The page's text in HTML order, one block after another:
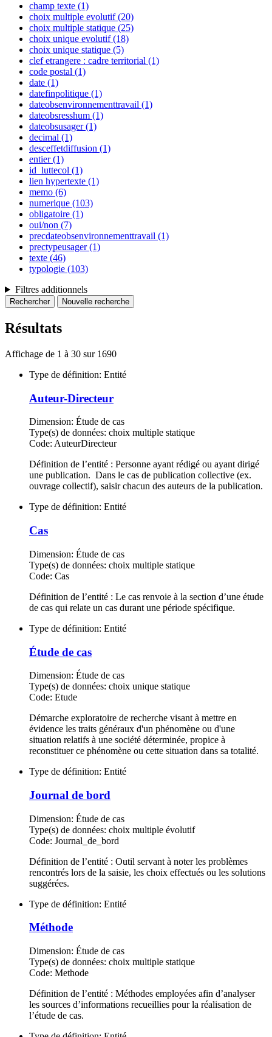
champ texte (1)
choix multiple evolutif (20)
choix multiple statique (25)
choix unique evolutif (18)
choix unique statique (5)
clef etrangere : cadre territorial (1)
code postal (1)
date (1)
datefinpolitique (1)
dateobsenvironnementtravail (1)
dateobsresshum (1)
dateobsusager (1)
decimal (1)
desceffetdiffusion (1)
entier (1)
id_luttecol (1)
lien hypertexte (1)
memo (6)
numerique (103)
obligatoire (1)
oui/non (7)
precdateobsenvironnementtravail (1)
prectypeusager (1)
texte (46)
typologie (103)
Filtres additionnels
Résultats
Affichage de 1 à 30 sur 1690
Type de définition: Entité
Auteur-Directeur
Dimension: Étude de cas
Type(s) de données: choix multiple statique
Code: AuteurDirecteur
Définition de l’entité : Personne ayant rédigé ou ayant dirigé
une publication. Dans le cas de publication collective (ex.
ouvrage collectif), saisir chacun des auteurs de la publication.
Type de définition: Entité
Cas
Dimension: Étude de cas
Type(s) de données: choix multiple statique
Code: Cas
Définition de l’entité : Le cas renvoie à la section d’une étude
de cas qui relate un cas durant une période spécifique.
Type de définition: Entité
Étude de cas
Dimension: Étude de cas
Type(s) de données: choix unique statique
Code: Etude
Démarche exploratoire de recherche visant à mettre en
évidence les traits généraux d'un phénomène ou d'une
situation relatifs à une société déterminée, propice à
reconstituer ce phénomène ou cette situation dans sa totalité.
Type de définition: Entité
Journal de bord
Dimension: Étude de cas
Type(s) de données: choix multiple évolutif
Code: Journal_de_bord
Définition de l’entité : Outil servant à noter les problèmes
rencontrés lors de la saisie, les choix effectués ou les solutions
suggérées.
Type de définition: Entité
Méthode
Dimension: Étude de cas
Type(s) de données: choix multiple statique
Code: Methode
Définition de l’entité : Méthodes employées afin d’analyser
les sources d’informations recueillies pour la réalisation de
l’étude de cas.